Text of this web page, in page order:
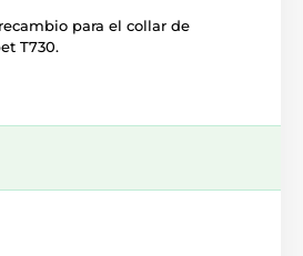
para el collar de
T730.